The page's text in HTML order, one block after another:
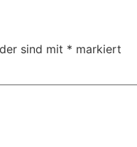
sind mit * markiert